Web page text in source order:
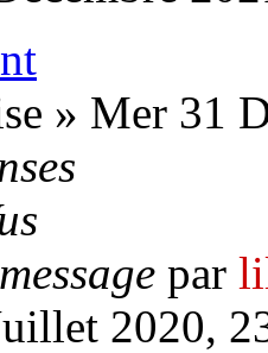
» Mer 31
par
2020,